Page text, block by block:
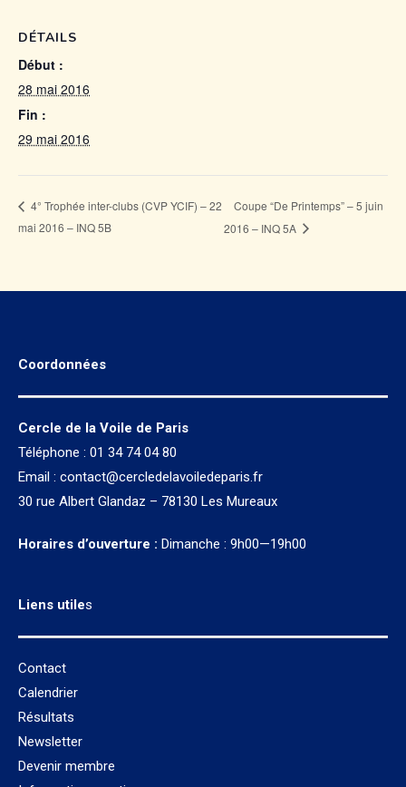
DÉTAILS
Début :
28 mai 2016
Fin :
29 mai 2016
4° Trophée inter-clubs (CVP YCIF) – 22
mai 2016 – INQ 5B
Coupe “De Printemps” – 5 juin
2016 – INQ 5A
Coordonnées
Cercle de la Voile de Paris
Téléphone : 01 34 74 04 80
Email : contact@cercledelavoiledeparis.fr
30 rue Albert Glandaz – 78130 Les Mureaux
Horaires d’ouverture : Dimanche : 9h00—19h00
Liens utiles
Contact
Calendrier
Résultats
Newsletter
Devenir membre